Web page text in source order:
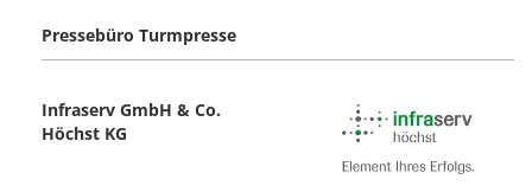
Pressebüro Turmpresse
Infraserv GmbH & Co.
Höchst KG